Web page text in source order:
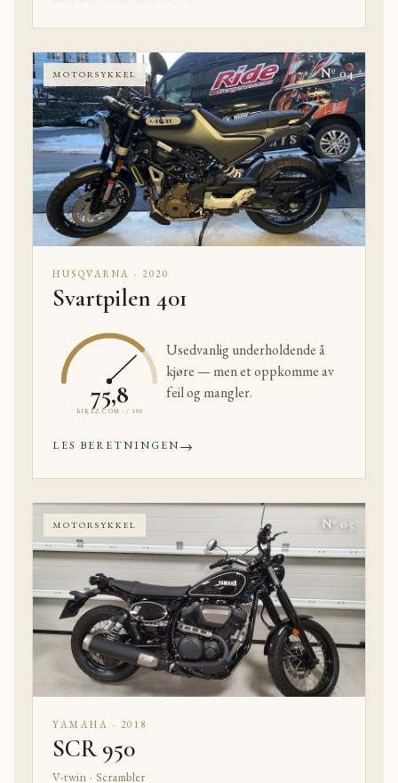
MOTORSYKKEL Nº 04
HUSQVARNA · 2020
Svartpilen 401
75,8
BIKEZ.COM · / 100
Usedvanlig underholdende å
kjøre — men et oppkomme av
feil og mangler.
LES BERETNINGEN→
MOTORSYKKEL Nº 05
YAMAHA · 2018
SCR 950
V-twin · Scrambler